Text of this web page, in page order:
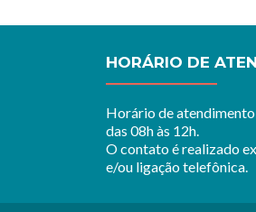
HORÁRIO DE
Horário de
das 08h às 12h.
O contato é realizado
e/ou ligação telefônica.